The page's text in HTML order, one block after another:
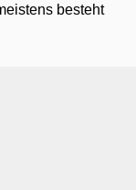
besteht